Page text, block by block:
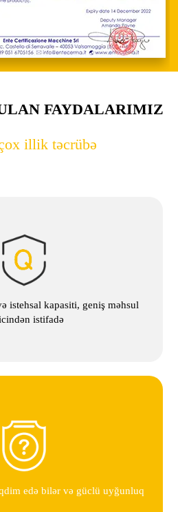
FAYDALARIMIZ
illik təcrübə
istehsal kapasiti, geniş məhsul
istifadə
edə bilər və güclü uyğunluq